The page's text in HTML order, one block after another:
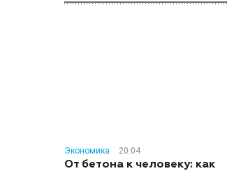
Экономика 20:04
От бетона к человеку: как